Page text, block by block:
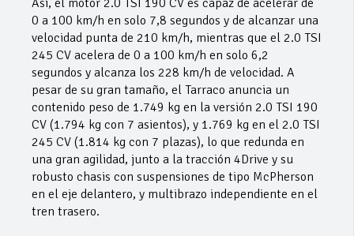
Así, el motor 2.0 TSI 190 CV es capaz de acelerar de
0 a 100 km/h en solo 7,8 segundos y de alcanzar una
velocidad punta de 210 km/h, mientras que el 2.0 TSI
245 CV acelera de 0 a 100 km/h en solo 6,2
segundos y alcanza los 228 km/h de velocidad. A
pesar de su gran tamaño, el Tarraco anuncia un
contenido peso de 1.749 kg en la versión 2.0 TSI 190
CV (1.794 kg con 7 asientos), y 1.769 kg en el 2.0 TSI
245 CV (1.814 kg con 7 plazas), lo que redunda en
una gran agilidad, junto a la tracción 4Drive y su
robusto chasis con suspensiones de tipo McPherson
en el eje delantero, y multibrazo independiente en el
tren trasero.